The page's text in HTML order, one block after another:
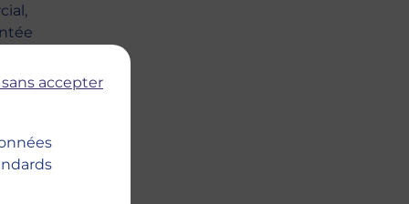
accepter